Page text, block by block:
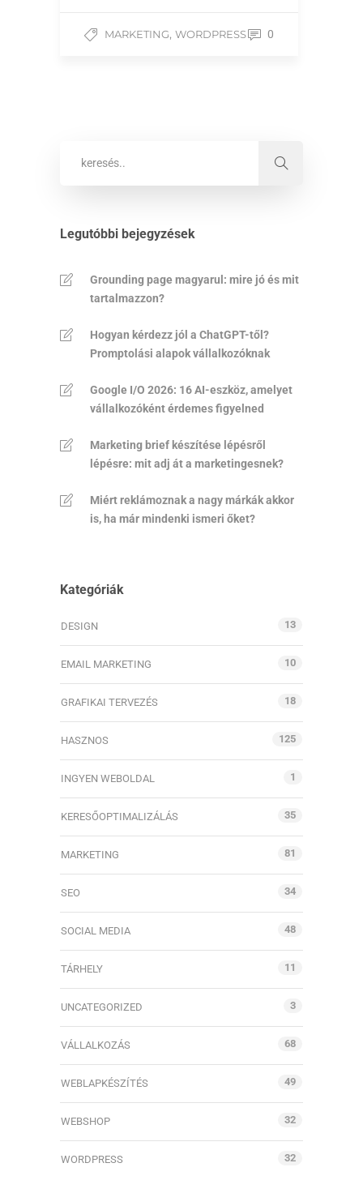
MARKETING, WORDPRESS 0
Legutóbbi bejegyzések
Grounding page magyarul: mire jó és mit
tartalmazzon?
Hogyan kérdezz jól a ChatGPT-től?
Promptolási alapok vállalkozóknak
Google I/O 2026: 16 AI-eszköz, amelyet
vállalkozóként érdemes figyelned
Marketing brief készítése lépésről
lépésre: mit adj át a marketingesnek?
Miért reklámoznak a nagy márkák akkor
is, ha már mindenki ismeri őket?
Kategóriák
DESIGN 13
EMAIL MARKETING 10
GRAFIKAI TERVEZÉS 18
HASZNOS 125
INGYEN WEBOLDAL 1
KERESŐOPTIMALIZÁLÁS 35
MARKETING 81
SEO 34
SOCIAL MEDIA 48
TÁRHELY 11
UNCATEGORIZED 3
VÁLLALKOZÁS 68
WEBLAPKÉSZÍTÉS 49
WEBSHOP 32
WORDPRESS 32